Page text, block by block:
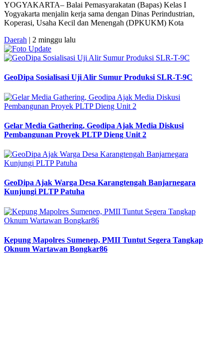
YOGYAKARTA– Balai Pemasyarakatan (Bapas) Kelas I
Yogyakarta menjalin kerja sama dengan Dinas Perindustrian,
Koperasi, Usaha Kecil dan Menengah (DPKUKM) Kota
Daerah | 2 minggu lalu
GeoDipa Sosialisasi Uji Alir Sumur Produksi SLR-T-9C
Gelar Media Gathering, Geodipa Ajak Media Diskusi
Pembangunan Proyek PLTP Dieng Unit 2
GeoDipa Ajak Warga Desa Karangtengah Banjarnegara
Kunjungi PLTP Patuha
Kepung Mapolres Sumenep, PMII Tuntut Segera Tangkap
Oknum Wartawan Bongkar86